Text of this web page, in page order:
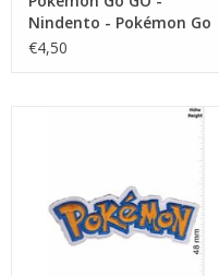
Nindento - Pokémon Go
€4,50
TOEVOEGEN AAN WINKELWAGEN